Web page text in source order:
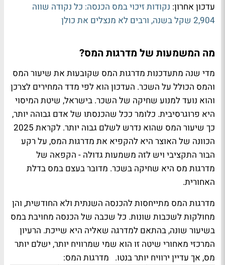
עדכון אחרון: נקודות זיכוי במס הכנסה: כל נקודה שווה
2,904 שקל בשנה, ורבים לא מנצלים את כולן
מה המשמעות של מדרגות המס?
מדי שנה מתעדכנות מדרגות המס שקובעות את שיעור המס
והמס הכולל על השכר. העדכון הוא לפי מדד המחירים לצרכן
והוא נועד למנוע שחיקה של השכר. בישראל, שיטת המיסוי
היא פרוגרסיבית. כלומר ככל שהכנסתו של אדם גבוהה יותר,
כך שיעור המס שהוא נדרש לשלם גבוה יותר. לקראת 2025
הכוונה של האוצר היא להקפיא את מדרגות המס, על רקע
הבור התקציבי ויש לזה משמעות גדולה - הקפאה של
מדרגות מס היא שחיקה בשכר. מדובר בעצם במס בדלת
האחורית.
מדרגות המס מתייחסות להכנסה השנתית ולא החודשית, והן
מחולקות לשכבות שונות. כל שכבה של הכנסה מחויבת במס
בשיעור שונה, בהתאם למדרגה שאליה היא שייכת. הרעיון
המרכזי מאחורי שיטה זו הוא שמי שמרוויח יותר, ישלם יותר
מס, אך עדיין ירוויח יותר בנטו. מדרגות המס: